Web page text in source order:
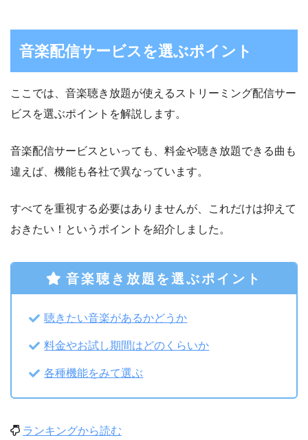
音楽配信サービスを選ぶポイント
ここでは、音楽聴き放題が使えるストリーミング配信サー
ビスを選ぶポイントを解説します。
音楽配信サービスといっても、料金や聴き放題できる曲も
違えば、機能も各社で異なっています。
すべてを重視する必要はありませんが、これだけは抑えて
おきたい！というポイントを紹介しました。
音楽聴き放題を選ぶポイント
聴きたい音楽があるかどうか
料金やお試し期間はどのくらいか
各種機能をみて選ぶ
ランキングから読む